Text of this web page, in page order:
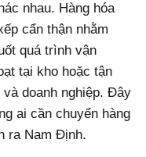
nhau. Hàng hóa
cẩn thận nhằm
quá trình vận
tại kho hoặc tận
doanh nghiệp. Đây
ai cần chuyển hàng
ra Nam Định.